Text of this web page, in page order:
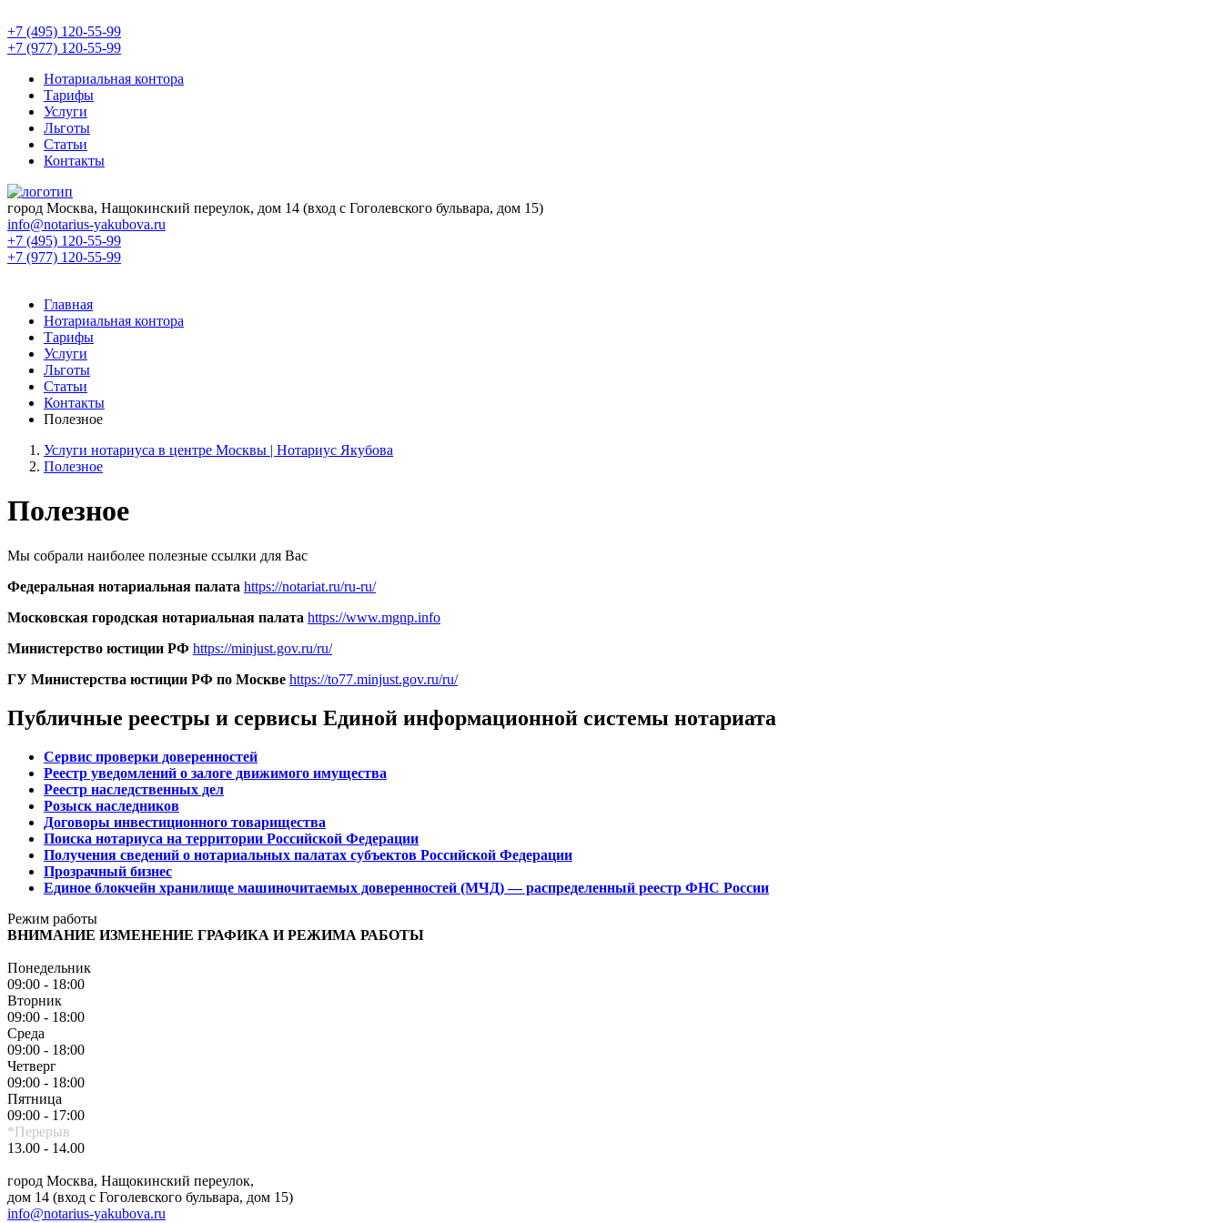
+7 (495) 120-55-99
+7 (977) 120-55-99
Нотариальная контора
Тарифы
Услуги
Льготы
Статьи
Контакты
город Москва, Нащокинский переулок, дом 14 (вход с Гоголевского бульвара, дом 15)
info@notarius-yakubova.ru
+7 (495) 120-55-99
+7 (977) 120-55-99
Главная
Нотариальная контора
Тарифы
Услуги
Льготы
Статьи
Контакты
Полезное
Услуги нотариуса в центре Москвы | Нотариус Якубова
Полезное
Полезное
Мы собрали наиболее полезные ссылки для Вас
Федеральная нотариальная палата https://notariat.ru/ru-ru/
Московская городская нотариальная палата https://www.mgnp.info
Министерство юстиции РФ https://minjust.gov.ru/ru/
ГУ Министерства юстиции РФ по Москве https://to77.minjust.gov.ru/ru/
Публичные реестры и сервисы Единой информационной системы нотариата
Сервис проверки доверенностей
Реестр уведомлений о залоге движимого имущества
Реестр наследственных дел
Розыск наследников
Договоры инвестиционного товарищества
Поиска нотариуса на территории Российской Федерации
Получения сведений о нотариальных палатах субъектов Российской Федерации
Прозрачный бизнес
Единое блокчейн хранилище машиночитаемых доверенностей (МЧД) — распределенный реестр ФНС России
Режим работы
ВНИМАНИЕ ИЗМЕНЕНИЕ ГРАФИКА И РЕЖИМА РАБОТЫ
Понедельник
09:00 - 18:00
Вторник
09:00 - 18:00
Среда
09:00 - 18:00
Четверг
09:00 - 18:00
Пятница
09:00 - 17:00
*Перерыв
13.00 - 14.00
город Москва, Нащокинский переулок,
дом 14 (вход с Гоголевского бульвара, дом 15)
info@notarius-yakubova.ru